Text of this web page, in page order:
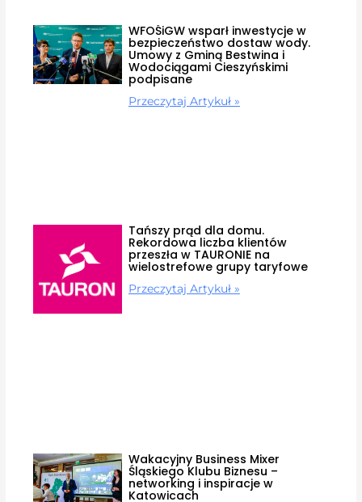
WFOŚiGW wsparł inwestycje w
bezpieczeństwo dostaw wody.
Umowy z Gminą Bestwina i
Wodociągami Cieszyńskimi
podpisane
Przeczytaj Artykuł »
Tańszy prąd dla domu.
Rekordowa liczba klientów
przeszła w TAURONIE na
wielostrefowe grupy taryfowe
Przeczytaj Artykuł »
Wakacyjny Business Mixer
Śląskiego Klubu Biznesu –
networking i inspiracje w
Katowicach